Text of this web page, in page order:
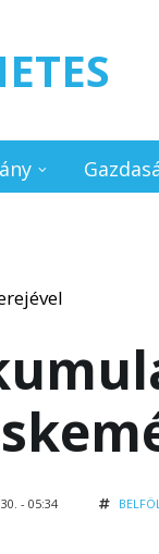
- 05:34